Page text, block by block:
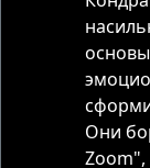
Они
Zoom",